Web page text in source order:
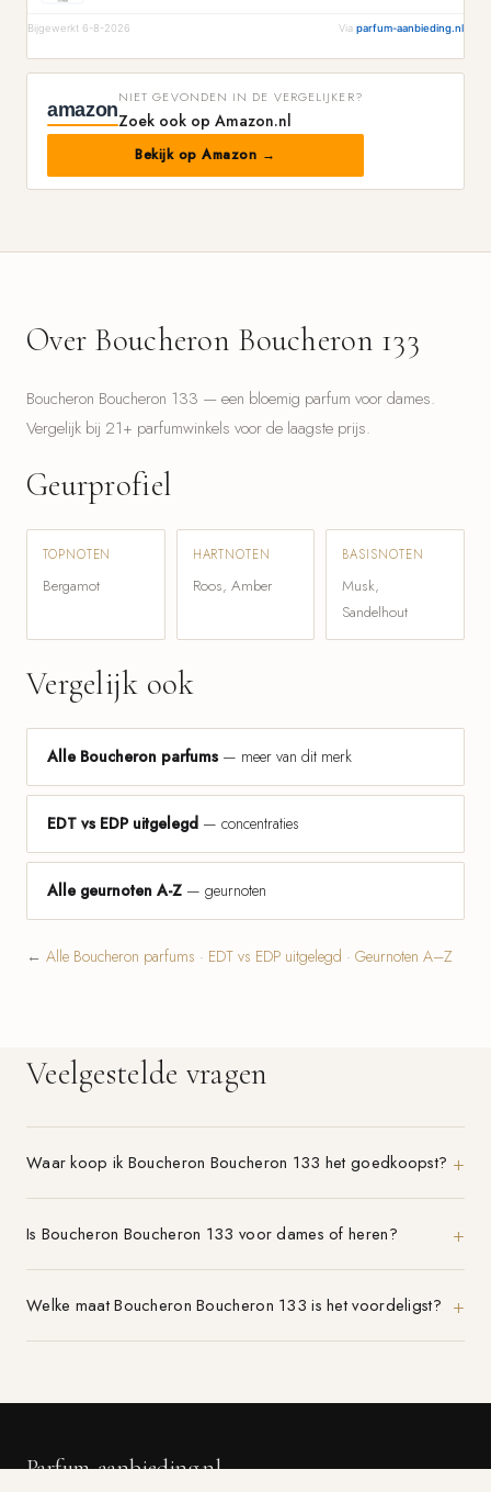
Bijgewerkt 6-8-2026 Via parfum-aanbieding.nl
amazon
NIET GEVONDEN IN DE VERGELIJKER?
Zoek ook op Amazon.nl
Bekijk op Amazon →
Over Boucheron Boucheron 133
Boucheron Boucheron 133 — een bloemig parfum voor dames.
Vergelijk bij 21+ parfumwinkels voor de laagste prijs.
Geurprofiel
TOPNOTEN
Bergamot
HARTNOTEN
Roos, Amber
BASISNOTEN
Musk,
Sandelhout
Vergelijk ook
Alle Boucheron parfums — meer van dit merk
EDT vs EDP uitgelegd — concentraties
Alle geurnoten A-Z — geurnoten
← Alle Boucheron parfums · EDT vs EDP uitgelegd · Geurnoten A–Z
Veelgestelde vragen
Waar koop ik Boucheron Boucheron 133 het goedkoopst?
Is Boucheron Boucheron 133 voor dames of heren?
Welke maat Boucheron Boucheron 133 is het voordeligst?
Parfum-aanbieding.nl